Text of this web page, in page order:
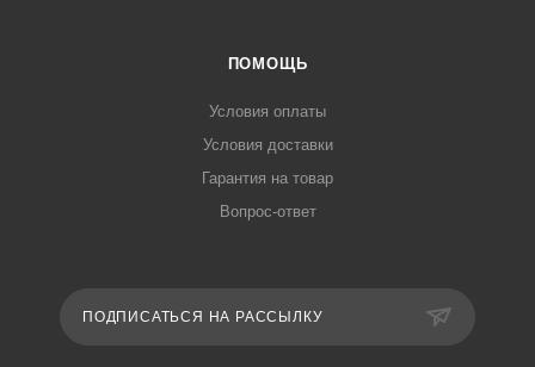
ПОМОЩЬ
Условия оплаты
Условия доставки
Гарантия на товар
Вопрос-ответ
ПОДПИСАТЬСЯ НА РАССЫЛКУ